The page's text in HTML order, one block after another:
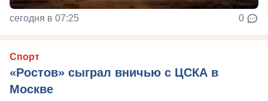
сегодня в 07:25 0
Спорт
«Ростов» сыграл вничью с ЦСКА в
Москве